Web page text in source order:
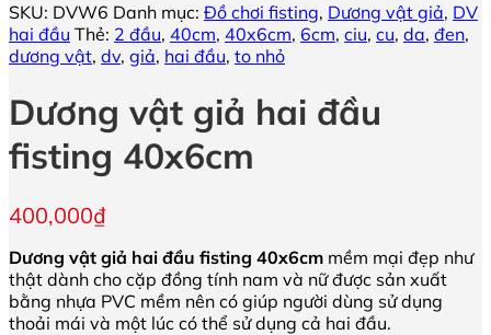
SKU: DVW6 Danh mục: Đồ chơi fisting, Dương vật giả, DV
hai đầu Thẻ: 2 đầu, 40cm, 40x6cm, 6cm, ciu, cu, da, đen,
dương vật, dv, giả, hai đầu, to nhỏ
Dương vật giả hai đầu
fisting 40x6cm
400,000₫
Dương vật giả hai đầu fisting 40x6cm mềm mại đẹp như
thật dành cho cặp đồng tính nam và nữ được sản xuất
bằng nhựa PVC mềm nên có giúp người dùng sử dụng
thoải mái và một lúc có thể sử dụng cả hai đầu.